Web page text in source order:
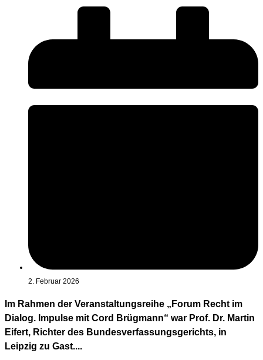
2. Februar 2026
Im Rahmen der Veranstaltungsreihe „Forum Recht im
Dialog. Impulse mit Cord Brügmann“ war Prof. Dr. Martin
Eifert, Richter des Bundesverfassungsgerichts, in
Leipzig zu Gast....